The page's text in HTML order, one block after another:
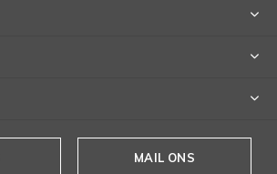
MAIL ONS